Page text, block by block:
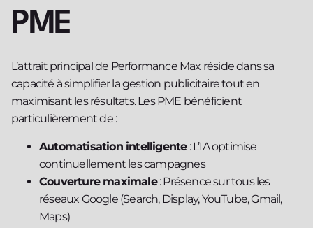
PME
L’attrait principal de Performance Max réside dans sa
capacité à simplifier la gestion publicitaire tout en
maximisant les résultats. Les PME bénéficient
particulièrement de :
Automatisation intelligente: L’IA optimise
continuellement les campagnes
Couverture maximale: Présence sur tous les
réseaux Google (Search, Display, YouTube, Gmail,
Maps)